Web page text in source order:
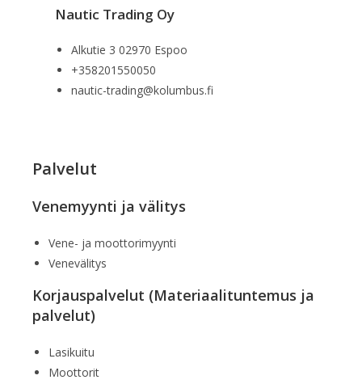
Nautic Trading Oy
Alkutie 3 02970 Espoo
+358201550050
nautic-trading@kolumbus.fi
Palvelut
Venemyynti ja välitys
Vene- ja moottorimyynti
Venevälitys
Korjauspalvelut (Materiaalituntemus ja
palvelut)
Lasikuitu
Moottorit